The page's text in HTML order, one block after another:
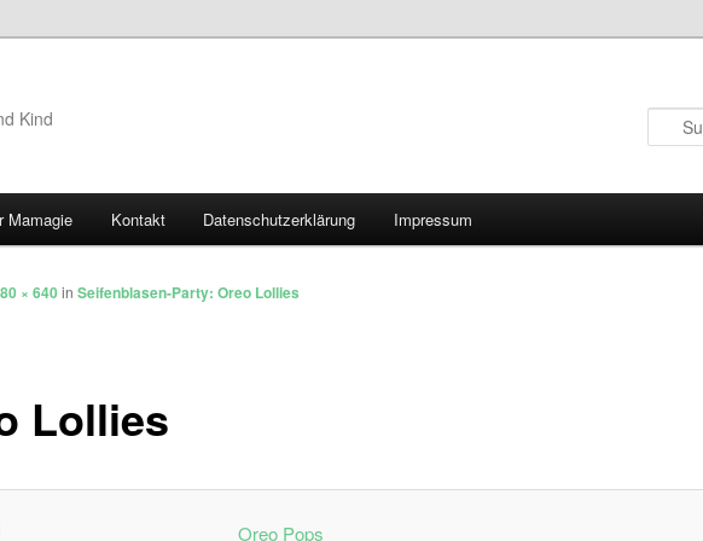
Kind
Mamagie Kontakt Datenschutzerklärung Impressum
Lollies
× 640in Seifenblasen-Party: Oreo Lollies